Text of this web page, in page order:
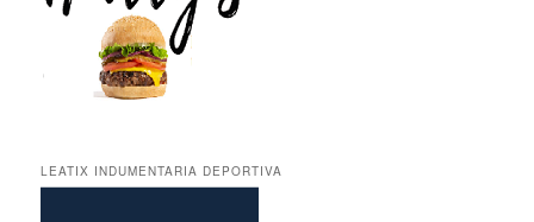
LEATIX INDUMENTARIA DEPORTIVA